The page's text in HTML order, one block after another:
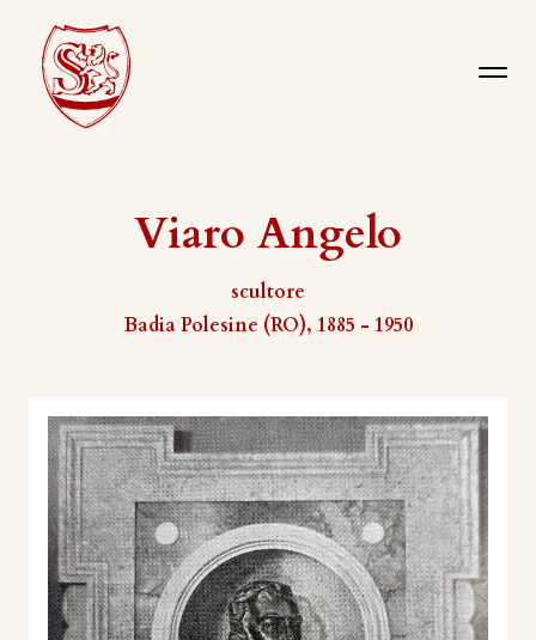
Viaro Angelo
scultore
Badia Polesine (RO), 1885 - 1950